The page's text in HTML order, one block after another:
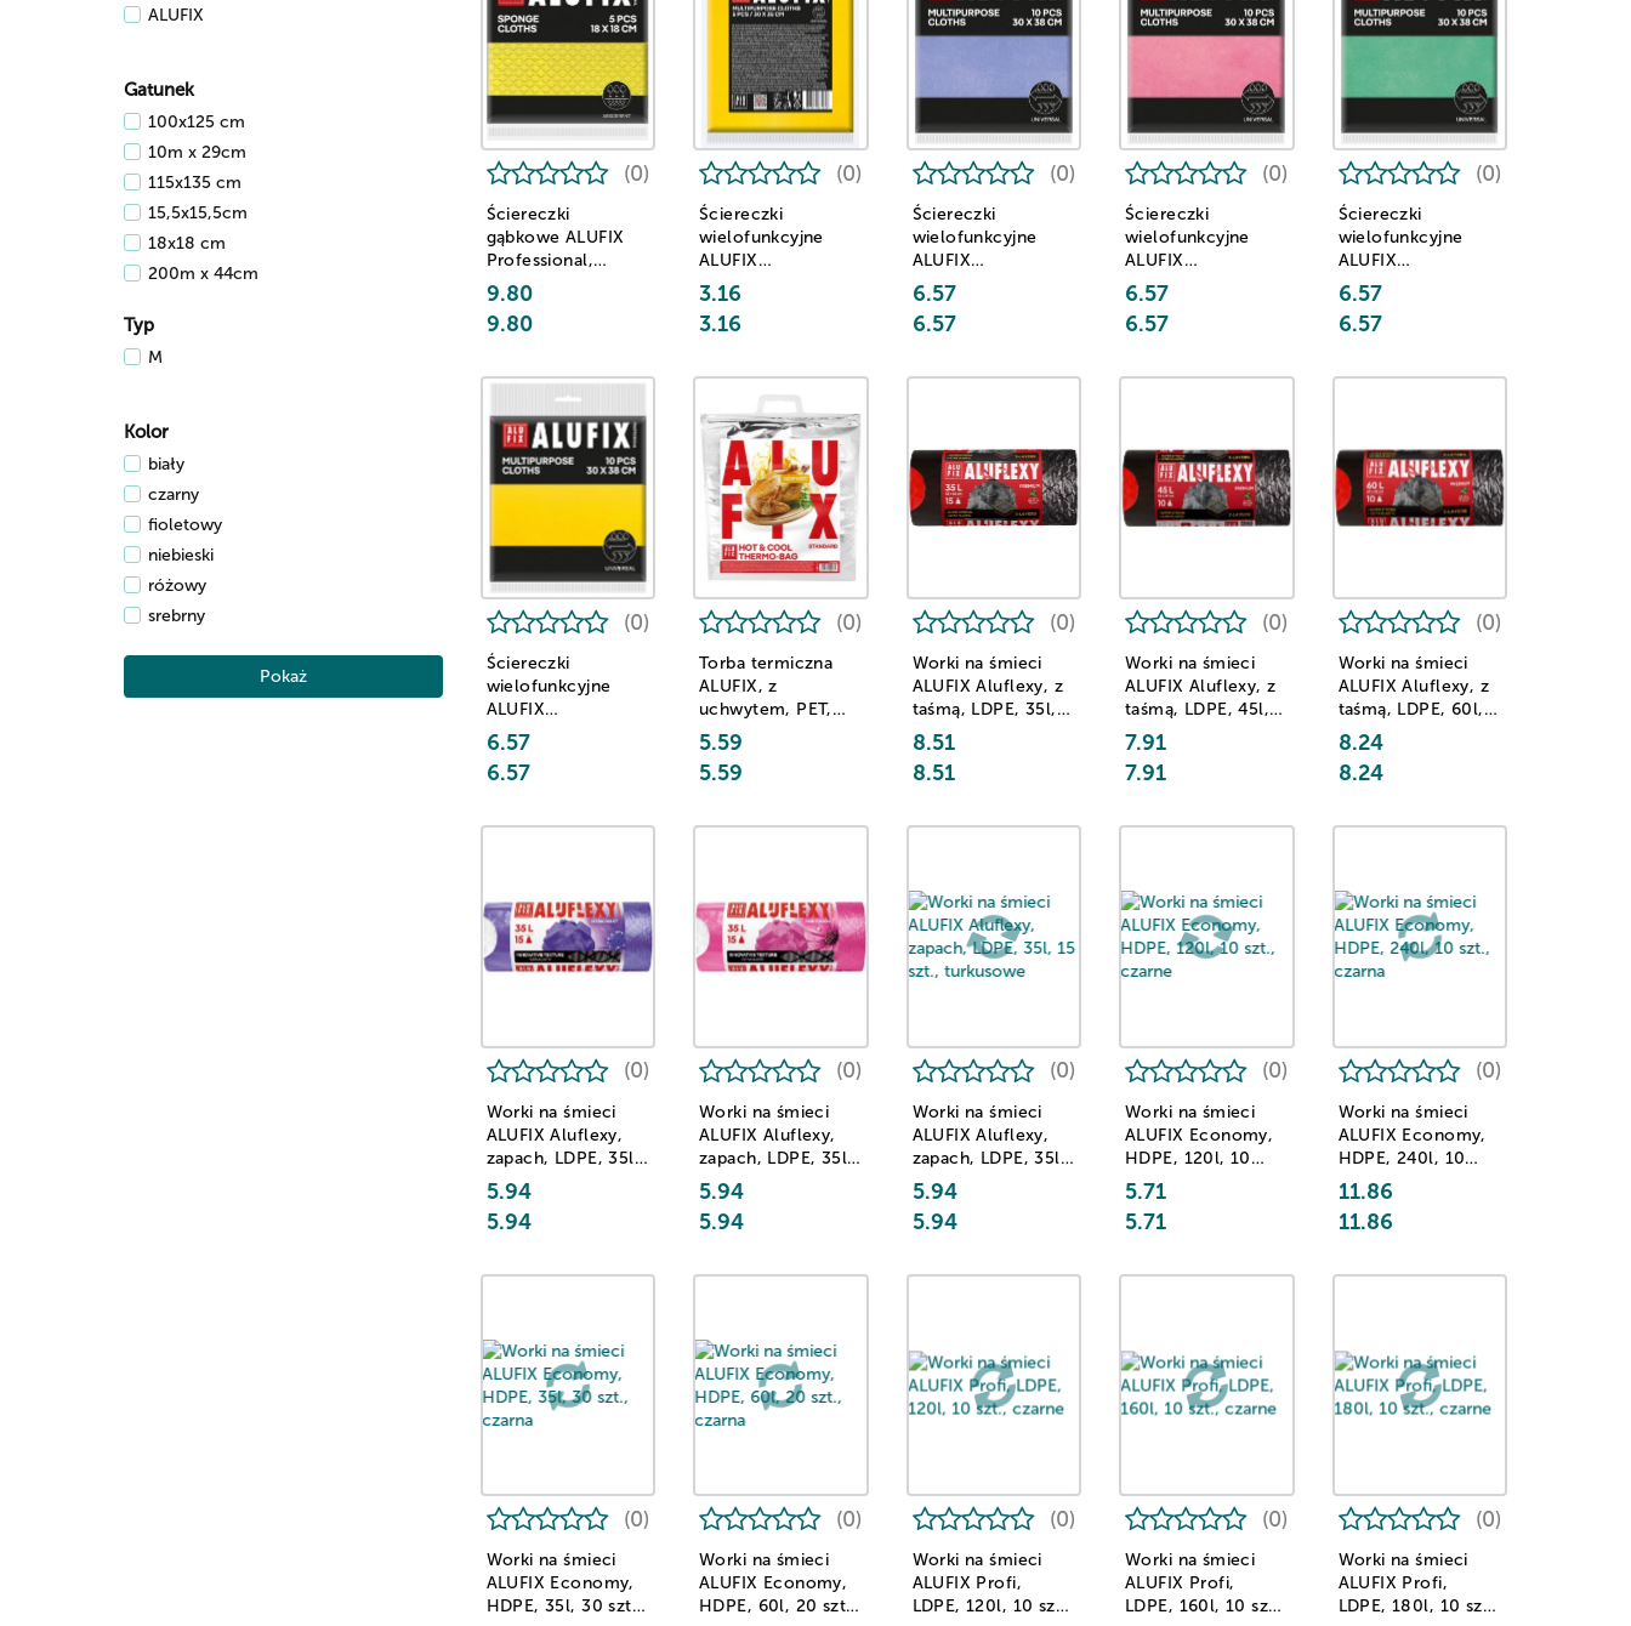
ALUFIX
Gatunek
100x125 cm
10m x 29cm
115x135 cm
15,5x15,5cm
18x18 cm
200m x 44cm
300m x 29cm
30m x 29cm
30x38cm
36x44 cm
50x60 cm
52x69 cm
53x53 cm
53x60 cm
64x69 cm
Typ
M
Kolor
biały
czarny
fioletowy
niebieski
różowy
srebrny
Pokaż
Ściereczki
gąbkowe ALUFIX
Professional,
18x18cm, 5 szt.,
żółte
(0)
9.80
9.80
Ściereczki
wielofunkcyjne
ALUFIX
Professional,
30x35cm, 5 szt.,
żółte
(0)
3.16
3.16
Ściereczki
wielofunkcyjne
ALUFIX
Professional,
30x38cm, 10 szt.,
niebieskie
(0)
6.57
6.57
Ściereczki
wielofunkcyjne
ALUFIX
Professional,
30x38cm, 10 szt.,
różowe
(0)
6.57
6.57
Ściereczki
wielofunkcyjne
ALUFIX
Professional,
30x38cm, 10 szt.,
zielone
(0)
6.57
6.57
Ściereczki
wielofunkcyjne
ALUFIX
Professional,
30x38cm, 10 szt.,
żółte
(0)
6.57
6.57
Torba termiczna
ALUFIX, z
uchwytem, PET,
47x47cm
(0)
5.59
5.59
Worki na śmieci
ALUFIX Aluflexy, z
taśmą, LDPE, 35l,
15 szt., stalowe
(0)
8.51
8.51
Worki na śmieci
ALUFIX Aluflexy, z
taśmą, LDPE, 45l,
10 szt., stalowe
(0)
7.91
7.91
Worki na śmieci
ALUFIX Aluflexy, z
taśmą, LDPE, 60l,
10 szt., stalowe
(0)
8.24
8.24
Worki na śmieci
ALUFIX Aluflexy,
zapach, LDPE, 35l,
15 szt., fioletowe
(0)
5.94
5.94
Worki na śmieci
ALUFIX Aluflexy,
zapach, LDPE, 35l,
15 szt., różowe
(0)
5.94
5.94
Worki na śmieci
ALUFIX Aluflexy,
zapach, LDPE, 35l,
15 szt., turkusowe
(0)
5.94
5.94
Worki na śmieci
ALUFIX Economy,
HDPE, 120l, 10
szt., czarne
(0)
5.71
5.71
Worki na śmieci
ALUFIX Economy,
HDPE, 240l, 10
szt., czarna
(0)
11.86
11.86
Worki na śmieci
ALUFIX Economy,
HDPE, 35l, 30 szt.,
(0)
Worki na śmieci
ALUFIX Economy,
HDPE, 60l, 20 szt.,
(0)
Worki na śmieci
ALUFIX Profi,
LDPE, 120l, 10 szt.,
(0)
Worki na śmieci
ALUFIX Profi,
LDPE, 160l, 10 szt.,
(0)
Worki na śmieci
ALUFIX Profi,
LDPE, 180l, 10 szt.,
(0)